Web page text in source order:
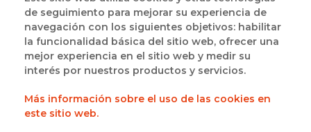
42 TIZONA JUNIOR B
51 VILLACELAMA CAJA RURAL RDL
Acta Estadística
de seguimiento para mejorar su experiencia de
navegación con los siguientes objetivos: habilitar
la funcionalidad básica del sitio web, ofrecer una
mejor experiencia en el sitio web y medir su
interés por nuestros productos y servicios.
Más información sobre el uso de las cookies en
este sitio web.